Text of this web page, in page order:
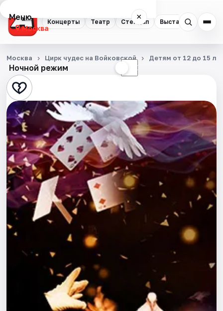
Концерты Театр Стендап Выставки
Меню ×
Москва
Концерты
Театр
Стендап
Выставки
Квесты
Экскурсии
Спорт
События
Города
Площадки
Артисты
Ночной режим ☾
Москва Цирк чудес на Войковской Детям от 12 до 15